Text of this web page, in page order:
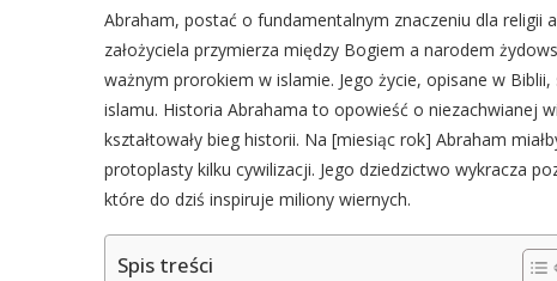
Abraham, postać o fundamentalnym znaczeniu dla
założyciela przymierza między Bogiem a narodem
ważnym prorokiem w islamie. Jego życie, opisane w
islamu. Historia Abrahama to opowieść o niezachwianej
kształtowały bieg historii. Na [miesiąc rok] Abraham
protoplasty kilku cywilizacji. Jego dziedzictwo wykracza
które do dziś inspiruje miliony wiernych.
Spis treści